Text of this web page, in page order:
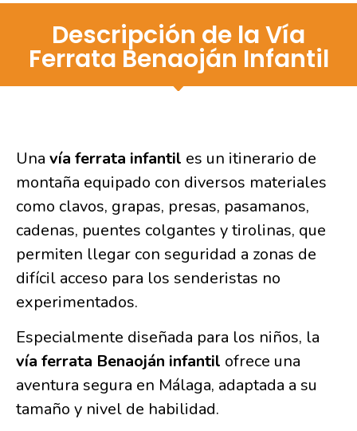
Descripción de la Vía
Ferrata Benaoján Infantil
Una vía ferrata infantil es un itinerario de
montaña equipado con diversos materiales
como clavos, grapas, presas, pasamanos,
cadenas, puentes colgantes y tirolinas, que
permiten llegar con seguridad a zonas de
difícil acceso para los senderistas no
experimentados.
Especialmente diseñada para los niños, la
vía ferrata Benaoján infantil ofrece una
aventura segura en Málaga, adaptada a su
tamaño y nivel de habilidad.